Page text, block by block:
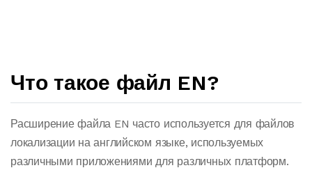
Что такое файл EN?
Расширение файла EN часто используется для файлов
локализации на английском языке, используемых
различными приложениями для различных платформ.